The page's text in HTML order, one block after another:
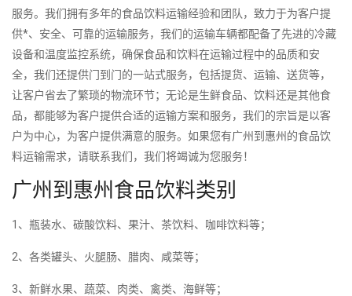
服务。我们拥有多年的食品饮料运输经验和团队，致力于为客户提
供*、安全、可靠的运输服务，我们的运输车辆都配备了先进的冷藏
设备和温度监控系统，确保食品和饮料在运输过程中的品质和安
全，我们还提供门到门的一站式服务，包括提货、运输、送货等，
让客户省去了繁琐的物流环节；无论是生鲜食品、饮料还是其他食
品，都能够为客户提供合适的运输方案和服务，我们的宗旨是以客
户为中心，为客户提供满意的服务。如果您有广州到惠州的食品饮
料运输需求，请联系我们，我们将竭诚为您服务！
广州到惠州食品饮料类别
1、瓶装水、碳酸饮料、果汁、茶饮料、咖啡饮料等；
2、各类罐头、火腿肠、腊肉、咸菜等；
3、新鲜水果、蔬菜、肉类、禽类、海鲜等；